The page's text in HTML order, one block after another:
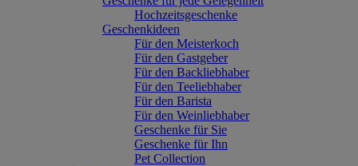
Hochzeitsgeschenke
Geschenkideen
Für den Meisterkoch
Für den Gastgeber
Für den Backliebhaber
Für den Teeliebhaber
Für den Barista
Für den Weinliebhaber
Geschenke für Sie
Geschenke für Ihn
Pet Collection